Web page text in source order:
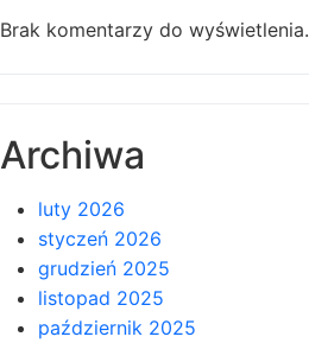
Brak komentarzy do wyświetlenia.
Archiwa
luty 2026
styczeń 2026
grudzień 2025
listopad 2025
październik 2025